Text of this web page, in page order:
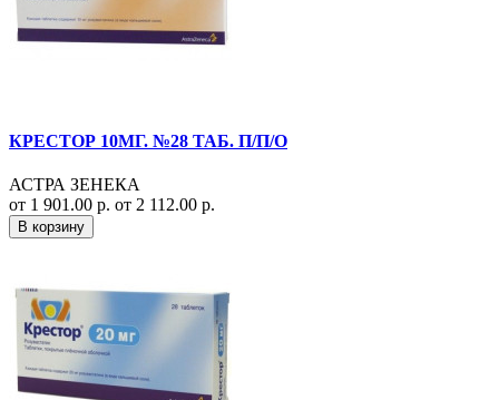
КРЕСТОР 10МГ. №28 ТАБ. П/П/О
АСТРА ЗЕНЕКА
от 1 901.00 р. от 2 112.00 р.
В корзину